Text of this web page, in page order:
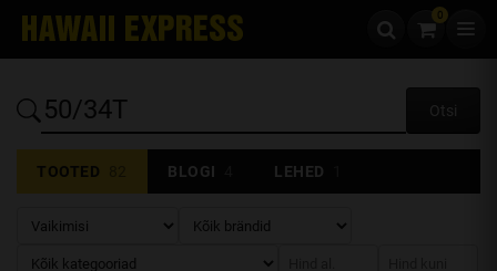
Liigu edasi sisu juurde 0